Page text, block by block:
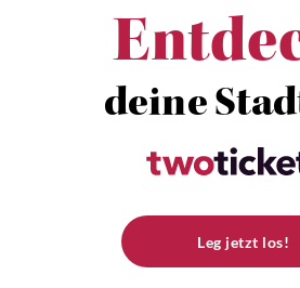
deine
Leg jetzt los!